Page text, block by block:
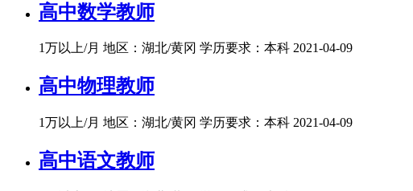
高中数学教师
1万以上/月 地区：湖北/黄冈 学历要求：本科 2021-04-09
高中物理教师
1万以上/月 地区：湖北/黄冈 学历要求：本科 2021-04-09
高中语文教师